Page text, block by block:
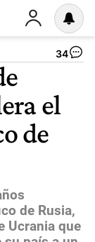
34
el
de
de Rusia,
Ucrania que